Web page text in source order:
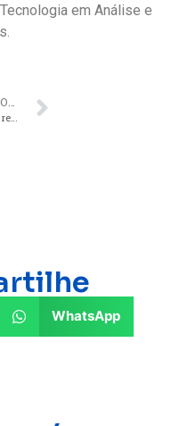
em Análise e
PRÓXIMO POST
Fatec Ivaiporã reúne histórias de mães que seguem sem pausar a vida
WhatsApp